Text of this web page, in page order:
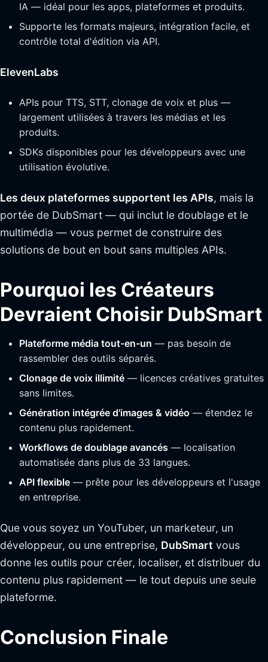
IA — idéal pour les apps, plateformes et produits.
Supporte les formats majeurs, intégration facile, et
contrôle total d'édition via API.
ElevenLabs
APIs pour TTS, STT, clonage de voix et plus —
largement utilisées à travers les médias et les
produits.
SDKs disponibles pour les développeurs avec une
utilisation évolutive.
Les deux plateformes supportent les APIs, mais la
portée de DubSmart — qui inclut le doublage et le
multimédia — vous permet de construire des
solutions de bout en bout sans multiples APIs.
Pourquoi les Créateurs
Devraient Choisir DubSmart
Plateforme média tout-en-un — pas besoin de
rassembler des outils séparés.
Clonage de voix illimité — licences créatives gratuites
sans limites.
Génération intégrée d'images & vidéo — étendez le
contenu plus rapidement.
Workflows de doublage avancés — localisation
automatisée dans plus de 33 langues.
API flexible — prête pour les développeurs et l'usage
en entreprise.
Que vous soyez un YouTuber, un marketeur, un
développeur, ou une entreprise, DubSmart vous
donne les outils pour créer, localiser, et distribuer du
contenu plus rapidement — le tout depuis une seule
plateforme.
Conclusion Finale